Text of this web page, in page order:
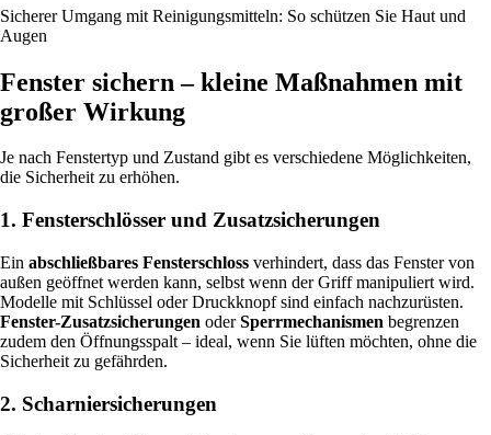
Sicherer Umgang mit Reinigungsmitteln: So schützen Sie Haut und
Augen
Fenster sichern – kleine Maßnahmen mit
großer Wirkung
Je nach Fenstertyp und Zustand gibt es verschiedene Möglichkeiten,
die Sicherheit zu erhöhen.
1. Fensterschlösser und Zusatzsicherungen
Ein abschließbares Fensterschloss verhindert, dass das Fenster von
außen geöffnet werden kann, selbst wenn der Griff manipuliert wird.
Modelle mit Schlüssel oder Druckknopf sind einfach nachzurüsten.
Fenster-Zusatzsicherungen oderSperrmechanismen begrenzen
zudem den Öffnungsspalt – ideal, wenn Sie lüften möchten, ohne die
Sicherheit zu gefährden.
2. Scharniersicherungen